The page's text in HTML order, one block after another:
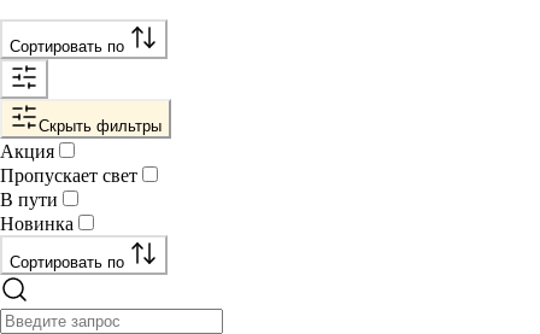
Сортировать по
Скрыть фильтры
Акция
Пропускает свет
В пути
Новинка
Сортировать по